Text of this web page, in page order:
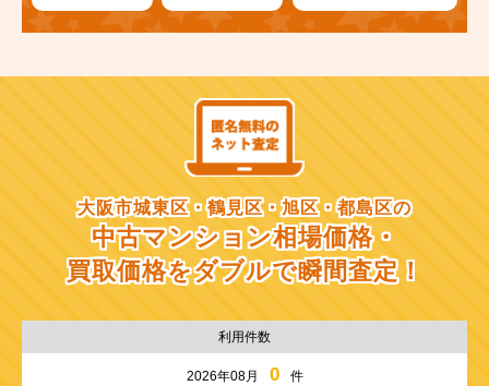
大阪市城東区・鶴見区・旭区・都島区の
中古マンション相場価格・
買取価格をダブルで瞬間査定！
利用件数
2026年08月 0 件